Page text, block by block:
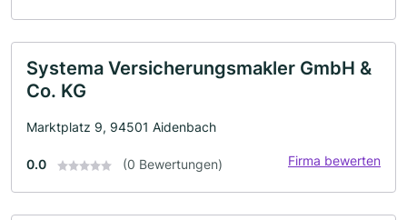
Systema Versicherungsmakler GmbH &
Co. KG
Marktplatz 9, 94501 Aidenbach
0.0 (0 Bewertungen) Firma bewerten